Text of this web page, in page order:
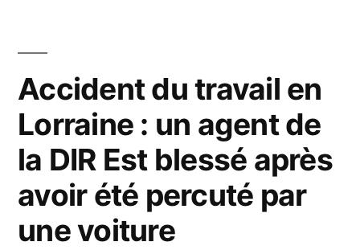
travail,
un
jeune
intérimaire
amputé »
Accident du travail en
Lorraine : un agent de
la DIR Est blessé après
avoir été percuté par
une voiture